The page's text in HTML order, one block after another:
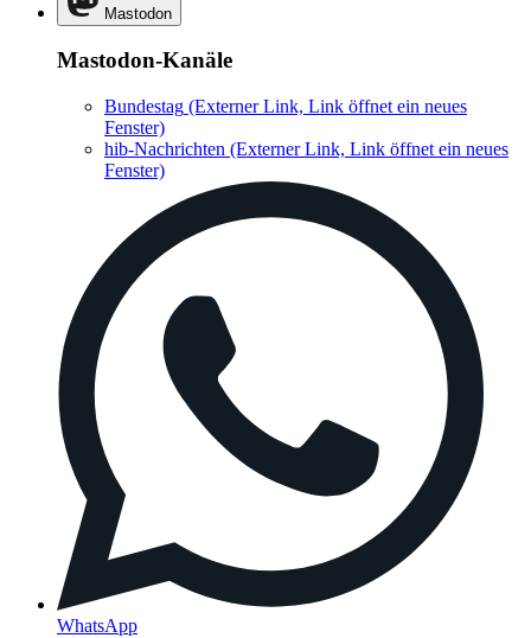
Mastodon
Mastodon-Kanäle
Bundestag (Externer Link, Link öffnet ein neues
Fenster)
hib-Nachrichten (Externer Link, Link öffnet ein neues
Fenster)
WhatsApp